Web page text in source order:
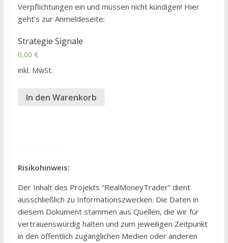
Verpflichtungen ein und müssen nicht kündigen! Hier
geht’s zur Anmeldeseite:
Strategie Signale
0,00 €
inkl. MwSt.
In den Warenkorb
Risikohinweis:
Der Inhalt des Projekts “RealMoneyTrader” dient
ausschließlich zu Informationszwecken. Die Daten in
diesem Dokument stammen aus Quellen, die wir für
vertrauenswürdig halten und zum jeweiligen Zeitpunkt
in den öffentlich zugänglichen Medien oder anderen